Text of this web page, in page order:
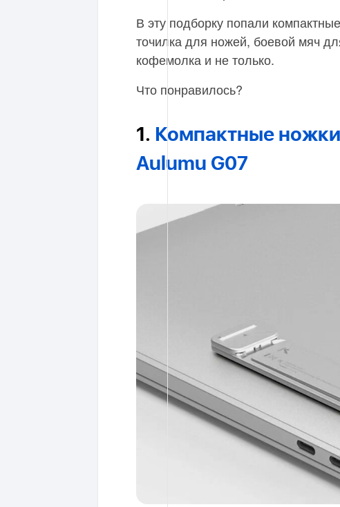
В эту подборку попали
точилка для ножей, боевой мяч
кофемолка и не только.
Что понравилось?
1. Компактные
Aulumu G07